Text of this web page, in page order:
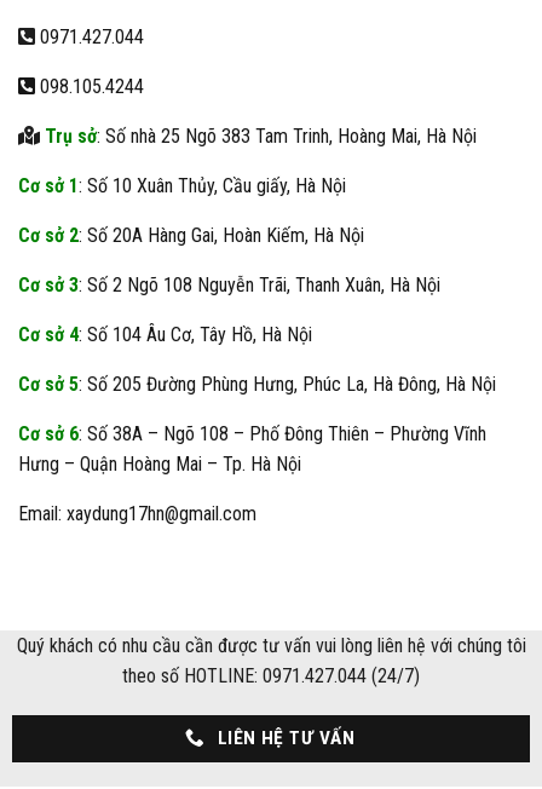
0971.427.044
098.105.4244
Trụ sở: Số nhà 25 Ngõ 383 Tam Trinh, Hoàng Mai, Hà Nội
Cơ sở 1: Số 10 Xuân Thủy, Cầu giấy, Hà Nội
Cơ sở 2: Số 20A Hàng Gai, Hoàn Kiếm, Hà Nội
Cơ sở 3: Số 2 Ngõ 108 Nguyễn Trãi, Thanh Xuân, Hà Nội
Cơ sở 4: Số 104 Âu Cơ, Tây Hồ, Hà Nội
Cơ sở 5: Số 205 Đường Phùng Hưng, Phúc La, Hà Đông, Hà Nội
Cơ sở 6: Số 38A – Ngõ 108 – Phố Đông Thiên – Phường Vĩnh
Hưng – Quận Hoàng Mai – Tp. Hà Nội
Email: xaydung17hn@gmail.com
Quý khách có nhu cầu cần được tư vấn vui lòng liên hệ với chúng tôi
theo số HOTLINE: 0971.427.044 (24/7)
LIÊN HỆ TƯ VẤN